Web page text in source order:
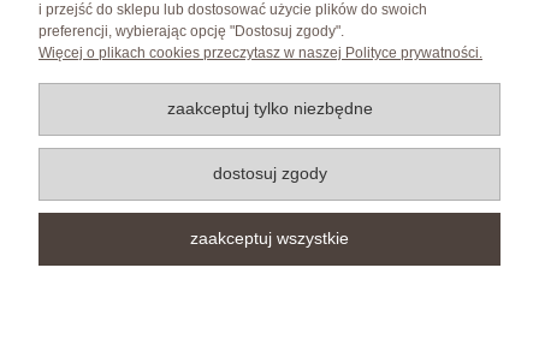
Pomoc
Moje konto
Płatności i dostawa
Informacje
O nas
i przejść do sklepu lub dostosować użycie plików do swoich
preferencji, wybierając opcję "Dostosuj zgody".
Więcej o plikach cookies przeczytasz w naszej Polityce prywatności.
zaakceptuj tylko niezbędne
dostosuj zgody
zaakceptuj wszystkie